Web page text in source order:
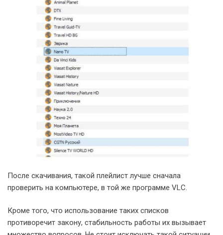
После скачивания, такой плейлист лучше сначала
проверить на компьютере, в той же программе VLC.
Кроме того, что использование таких списков
противоречит закону, стабильность работы их вызывает